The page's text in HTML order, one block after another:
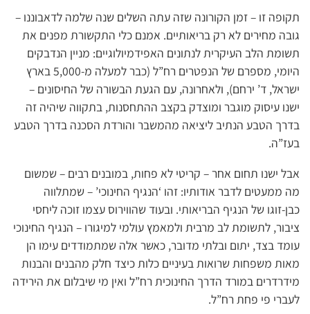
תקופה זו – זמן הקורונה שזה עתה השלים שנה שלמה לדאבוננו –
גובה מחירים לא רק בריאותיים. אמנם כלי התקשורת מפנים את
תשומת הלב העיקרית לנתונים האפידמיולוגיים: מניין הנדבקים
היומי, מספרם של הנפטרים רח”ל (כבר למעלה מ-5,000 בארץ
ישראל, ד’ ירחם), ולאחרונה, עם הגעת הבשורה של החיסונים –
ישנו עיסוק מוגבר ומוצדק בקצב ההתחסנות, בתקווה שיהיה זה
בדרך הטבע הנתיב ליציאה מהמשבר והורדת הסכנה בדרך הטבע
בעז”ה.
אבל ישנו תחום אחר – קריטי לא פחות, במובנים רבים – שמשום
מה ממעטים לדבר אודותיו: זהו ‘הנגיף החינוכי’ – שמתלווה
כבן-זוגו של הנגיף הבריאותי. ובעוד שהווירוס עצמו זוכה ליחסי
ציבור, לתשומת לב מרבית ולמאמץ עולמי למיגורו – הנגיף החינוכי
עומד בצד, יתום ובלתי מדובר, כאשר אלה שמתמודדים עימו הן
מאות משפחות שרואות בעיניים כלות כיצד חלק מהבנים והבנות
מידרדרים במורד הדרך החינוכית רח”ל ואין מי שיבלום את הירידה
לעברי פי פחת רח”ל.